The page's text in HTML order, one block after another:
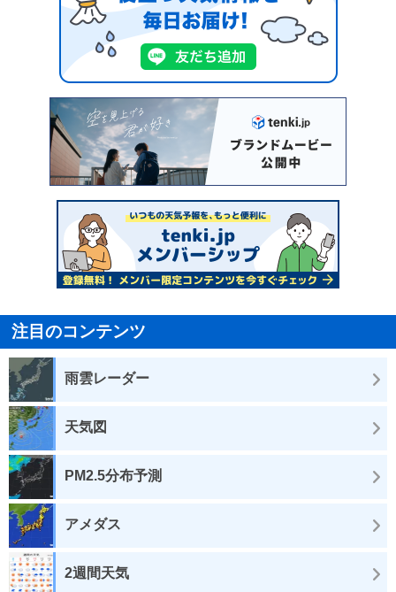
注目のコンテンツ
雨雲レーダー
天気図
PM2.5分布予測
アメダス
2週間天気